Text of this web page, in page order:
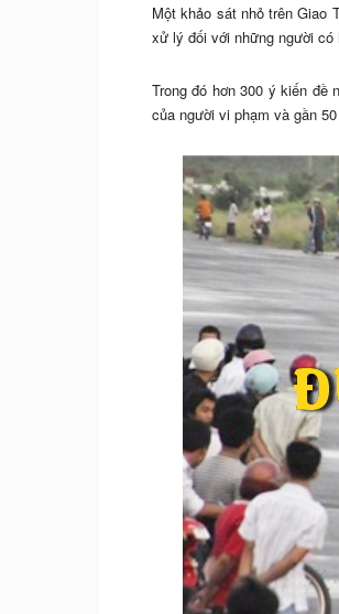
Một khảo sát nhỏ trên Giao
xử lý đối với những người có
Trong đó hơn 300 ý kiến đề
của người vi phạm và gần